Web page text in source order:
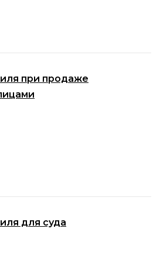
при продаже
для суда